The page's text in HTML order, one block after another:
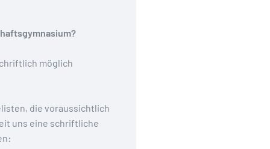
möglich
die voraussichtlich
uns eine schriftliche